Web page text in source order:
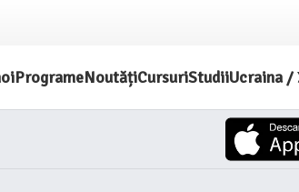
ProgrameNoutățiCursuriStudiiUcraina /